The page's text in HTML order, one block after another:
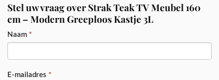
Stel uw vraag over Strak Teak TV Meubel 160
cm – Modern Greeploos Kastje 3L
PRODUCT
Naam *
E-mailadres *